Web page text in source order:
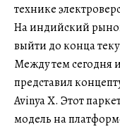
технике
На индийский
выйти до конца
Между тем сегодня
представил
Avinya X. Этот
модель на